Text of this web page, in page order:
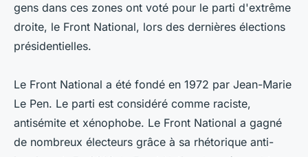
gens dans ces zones ont voté pour le parti d'extrême
droite, le Front National, lors des dernières élections
présidentielles.
Le Front National a été fondé en 1972 par Jean-Marie
Le Pen. Le parti est considéré comme raciste,
antisémite et xénophobe. Le Front National a gagné
de nombreux électeurs grâce à sa rhétorique anti-